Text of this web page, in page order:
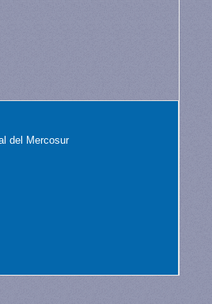
del Mercosur